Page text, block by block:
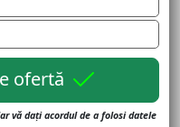
ofertă
vă dați acordul de a folosi datele